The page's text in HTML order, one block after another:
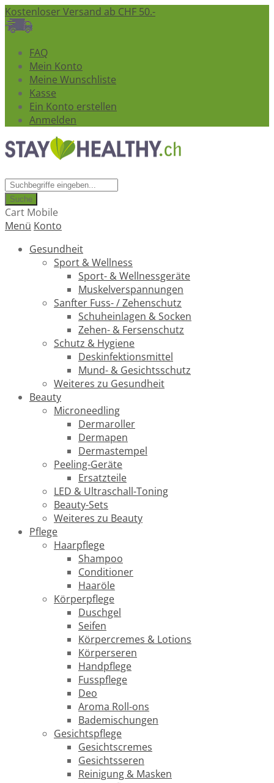
Kostenloser Versand ab CHF 50.-
FAQ
Mein Konto
Meine Wunschliste
Kasse
Ein Konto erstellen
Anmelden
Suche
Cart Mobile
Menü Konto
Gesundheit
Sport & Wellness
Sport- & Wellnessgeräte
Muskelverspannungen
Sanfter Fuss- / Zehenschutz
Schuheinlagen & Socken
Zehen- & Fersenschutz
Schutz & Hygiene
Deskinfektionsmittel
Mund- & Gesichtsschutz
Weiteres zu Gesundheit
Beauty
Microneedling
Dermaroller
Dermapen
Dermastempel
Peeling-Geräte
Ersatzteile
LED & Ultraschall-Toning
Beauty-Sets
Weiteres zu Beauty
Pflege
Haarpflege
Shampoo
Conditioner
Haaröle
Körperpflege
Duschgel
Seifen
Körpercremes & Lotions
Körperseren
Handpflege
Fusspflege
Deo
Aroma Roll-ons
Bademischungen
Gesichtspflege
Gesichtscremes
Gesichtsseren
Reinigung & Masken